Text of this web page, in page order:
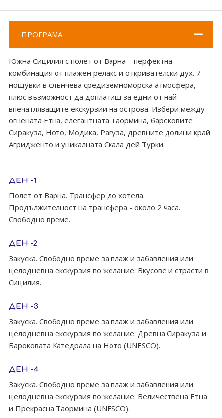
ПРОГРАМА
Южна Сицилия с полет от Варна – перфектна
комбинация от плажен релакс и откривателски дух. 7
нощувки в слънчева средиземноморска атмосфера,
плюс възможност да доплатиш за едни от най-
впечатляващите екскурзии на острова. Избери между
огнената Етна, елегантната Таормина, бароковите
Сиракуза, Ното, Модика, Рагуза, древните долини край
Агридженто и уникалната Скала дей Турки.
ДЕН -1
Полет от Варна. Трансфер до хотела.
Продължителност на трансфера - около 2 часа.
Свободно време.
ДЕН -2
Закуска. Свободно време за плаж и забавления или
целодневна екскурзия по желаниe: Вкусове и страсти в
Сицилия.
ДЕН -3
Закуска. Свободно време за плаж и забавления или
целодневна екскурзия по желание: Древна Сиракуза и
Бароковата Катедрала на Ното (UNESCO).
ДЕН -4
Закуска. Свободно време за плаж и забавления или
целодневна екскурзия по желание: Величествена Етна
и Прекрасна Таормина (UNESCO).